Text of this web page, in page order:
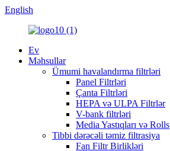
English
Ev
Məhsullar
Ümumi havalandırma filtrləri
Panel Filtrləri
Çanta Filtrləri
HEPA və ULPA Filtrlər
V-bank filtrləri
Media Yastıqları və Rolls
Tibbi dərəcəli təmiz filtrasiya
Fan Filtr Birlikləri